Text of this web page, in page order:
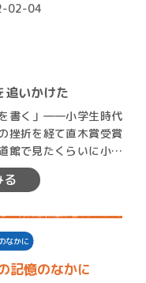
02-04
追いかけた
書く」――小学生時代
挫折を経て直木賞受賞
館で見たくらいに小さ
る
なかに
記憶のなかに